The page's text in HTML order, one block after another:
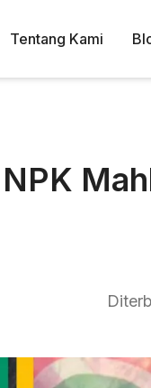
Tentang Kami